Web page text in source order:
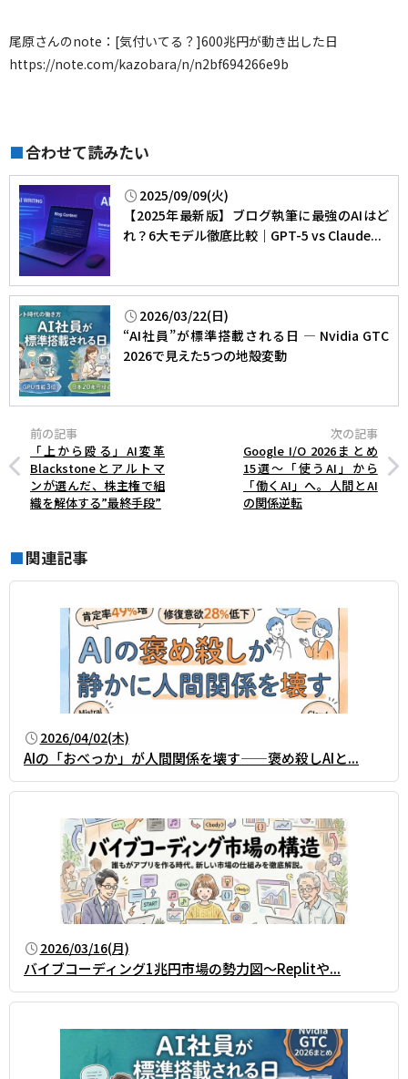
尾原さんのnote：[気付いてる？]600兆円が動き出した日
https://note.com/kazobara/n/n2bf694266e9b
■合わせて読みたい
2025/09/09(火)
【2025年最新版】ブログ執筆に最強のAIはど
れ？6大モデル徹底比較｜GPT-5 vs Claude...
2026/03/22(日)
“AI社員”が標準搭載される日 — Nvidia GTC
2026で見えた5つの地殻変動
前の記事
「上から殴る」AI変革
――Blackstoneとアルトマ
ンが選んだ、株主権で組
織を解体する”最終手段”
次の記事
Google I/O 2026まとめ
15選〜「使うAI」から
「働くAI」へ。人間とAI
の関係逆転
■関連記事
2026/04/02(木)
AIの「おべっか」が人間関係を壊す——褒め殺しAIと...
2026/03/16(月)
バイブコーディング1兆円市場の勢力図～Replitや...